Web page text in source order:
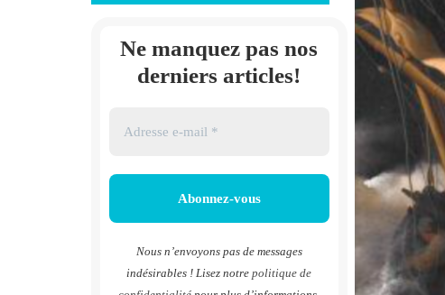
Ne manquez pas nos
derniers articles!
Nous n’envoyons pas de messages
indésirables ! Lisez notrepolitique de